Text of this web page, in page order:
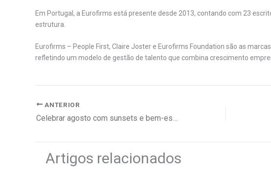
Em Portugal, a Eurofirms está presente desde 2013, contando com 23
estrutura.
Eurofirms – People First, Claire Joster e Eurofirms Foundation são as
refletindo um modelo de gestão de talento que combina crescimento
ANTERIOR
Celebrar agosto com sunsets e bem-estar à beira-mar
Artigos relacionados